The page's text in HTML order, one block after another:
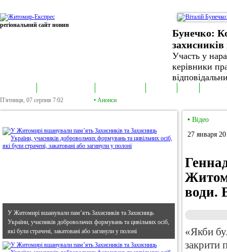
регіональний сайт новин
Бунечко:
захисників
Участь у
керівники
П'ятниця, 07 серпня 7:02 • Анонси
У Житомирі вшанували пам’ять Захисників та Захисниць
України, учасників добровольчих формувань та цивільних осіб,
які були страчені, закатовані або загинули у полоні
• Відео
27 января
води.
«Якби
закрити